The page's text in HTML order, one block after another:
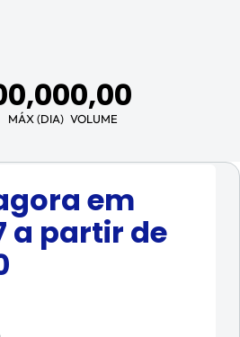
0,00
MÁX (DIA)
0,00
VOLUME
em
a partir de